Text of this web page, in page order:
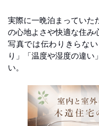
実際に一晩泊まっていた
の心地よさや快適な住み
写真では伝わりきらな
り」「温度や湿度の違い
い。